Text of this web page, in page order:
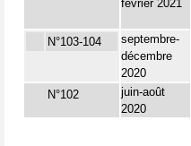
février 2021
N°103-104
septembre-
décembre
2020
N°102
juin-août
2020